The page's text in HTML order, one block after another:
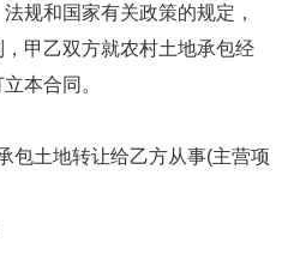
规和国家有关政策的规定，
甲乙双方就农村土地承包经
本合同。
包土地转让给乙方从事(主营项